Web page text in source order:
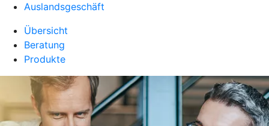
Auslandsgeschäft
Übersicht
Beratung
Produkte